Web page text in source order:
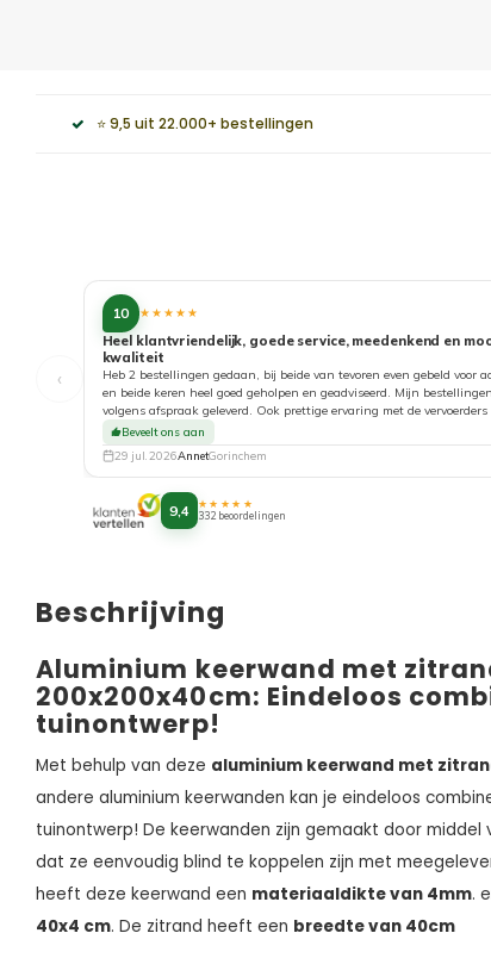
⭐ 9,5 uit 22.000+ bestellingen
‹
10 ★★★★★
Heel klantvriendelijk, goede service, meedenkend en
kwaliteit
Heb 2 bestellingen gedaan, bij beide van tevoren even gebeld voor
en beide keren heel goed geholpen en geadviseerd. Mijn
volgens afspraak geleverd. Ook prettige ervaring met de vervoerders
aflevering. Top!
Beveelt ons aan
29 jul. 2026AnnetGorinchem
9,4 ★★★★★
332 beoordelingen
Beschrijving
Aluminium keerwand met
200x200x40cm: Eindeloos
tuinontwerp!
Met behulp van deze aluminium keerwand met
andere aluminium keerwanden kan je eindeloos
tuinontwerp! De keerwanden zijn gemaakt door
dat ze eenvoudig blind te koppelen zijn met
heeft deze keerwand een materiaaldikte van 4mm.
40x4 cm. De zitrand heeft een breedte van 40cm